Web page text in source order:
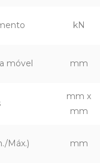
kN
móvel mm
mm x
mm
Máx.) mm